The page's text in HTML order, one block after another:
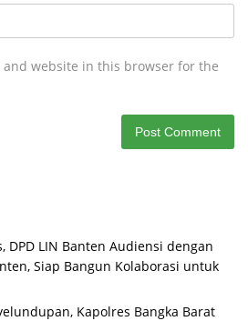
and website in this browser for the
DPD LIN Banten Audiensi dengan
Siap Bangun Kolaborasi untuk
Kapolres Bangka Barat